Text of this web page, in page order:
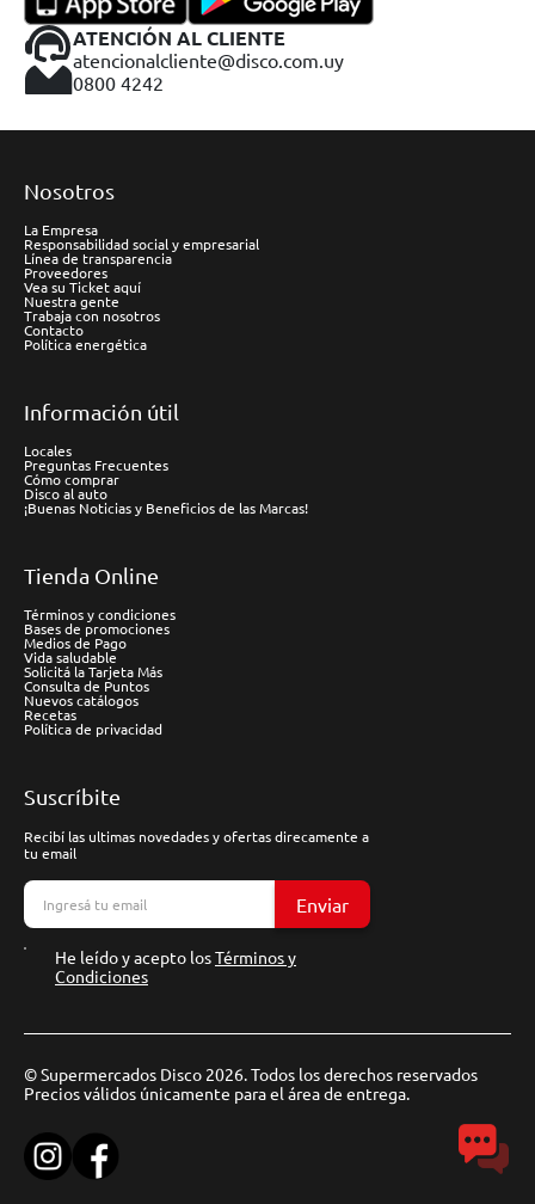
ATENCIÓN AL CLIENTE
atencionalcliente@disco.com.uy
0800 4242
Nosotros
La Empresa
Responsabilidad social y empresarial
Línea de transparencia
Proveedores
Vea su Ticket aquí
Nuestra gente
Trabaja con nosotros
Contacto
Política energética
Información útil
Locales
Preguntas Frecuentes
Cómo comprar
Disco al auto
¡Buenas Noticias y Beneficios de las Marcas!
Tienda Online
Términos y condiciones
Bases de promociones
Medios de Pago
Vida saludable
Solicitá la Tarjeta Más
Consulta de Puntos
Nuevos catálogos
Recetas
Política de privacidad
Suscríbite
Recibí las ultimas novedades y ofertas direcamente a
tu email
Enviar
He leído y acepto losTérminos y
Condiciones
© Supermercados Disco 2026. Todos los derechos reservados
Precios válidos únicamente para el área de entrega.